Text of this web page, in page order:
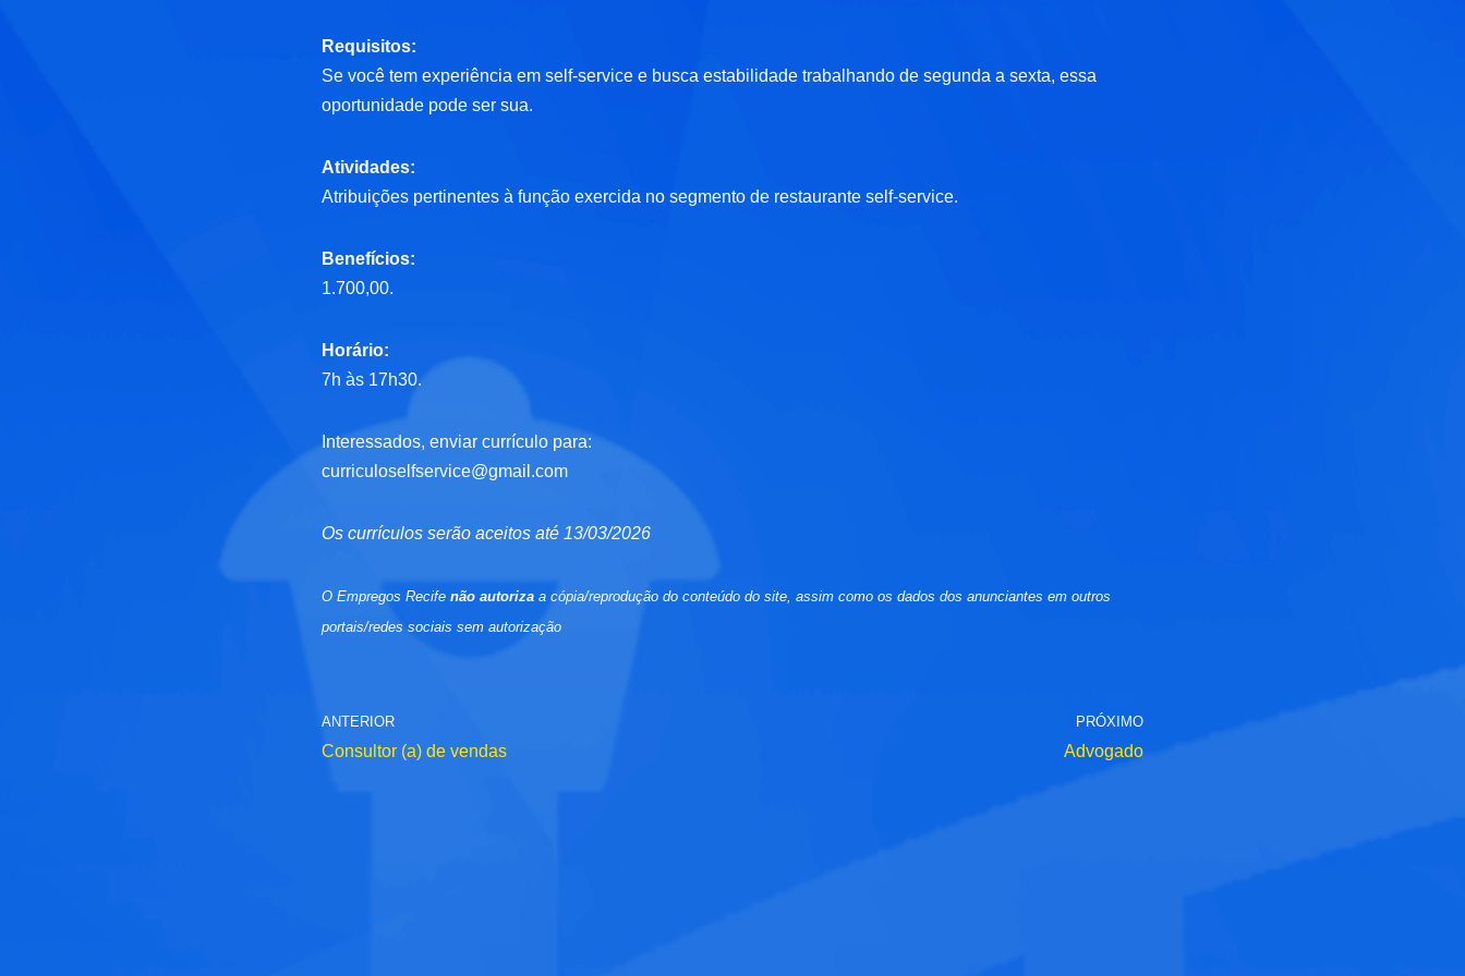
Requisitos:
Se você tem experiência em self-service e busca estabilidade trabalhando de segunda a sexta, essa
oportunidade pode ser sua.
Atividades:
Atribuições pertinentes à função exercida no segmento de restaurante self-service.
Benefícios:
1.700,00.
Horário:
7h às 17h30.
Interessados, enviar currículo para:
curriculoselfservice@gmail.com
Os currículos serão aceitos até 13/03/2026
O Empregos Recifenão autoriza a cópia/reprodução do conteúdo do site, assim como os dados dos anunciantes em outros
portais/redes sociais sem autorização
ANTERIOR
Consultor (a) de vendas
PRÓXIMO
Advogado